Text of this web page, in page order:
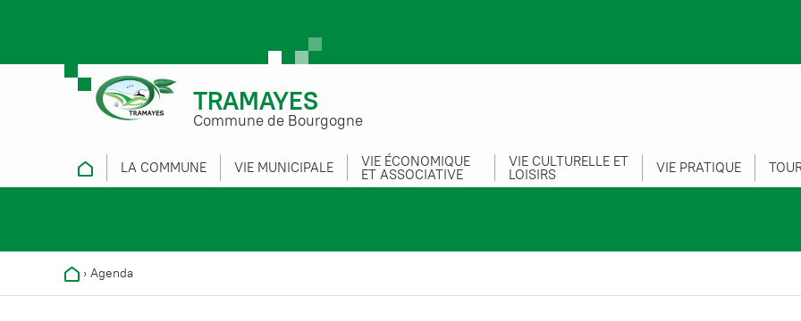
TRAMAYES
Commune de Bourgogne
LA COMMUNE VIE MUNICIPALE VIE ÉCONOMIQUE
ET ASSOCIATIVE
VIE CULTURELLE ET
LOISIRS VIE PRATIQUE
› Agenda